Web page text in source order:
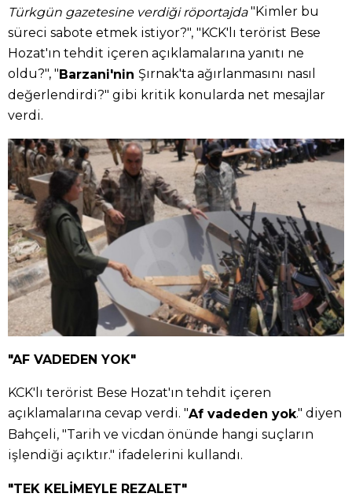
Türkgün gazetesine verdiği röportajda"Kimler bu
süreci sabote etmek istiyor?", "KCK'lı terörist Bese
Hozat'ın tehdit içeren açıklamalarına yanıtı ne
oldu?", "Barzani'nin Şırnak'ta ağırlanmasını nasıl
değerlendirdi?" gibi kritik konularda net mesajlar
verdi.
"AF VADEDEN YOK"
KCK'lı terörist Bese Hozat'ın tehdit içeren
açıklamalarına cevap verdi. "Af vadeden yok." diyen
Bahçeli, "Tarih ve vicdan önünde hangi suçların
işlendiği açıktır." ifadelerini kullandı.
"TEK KELİMEYLE REZALET"